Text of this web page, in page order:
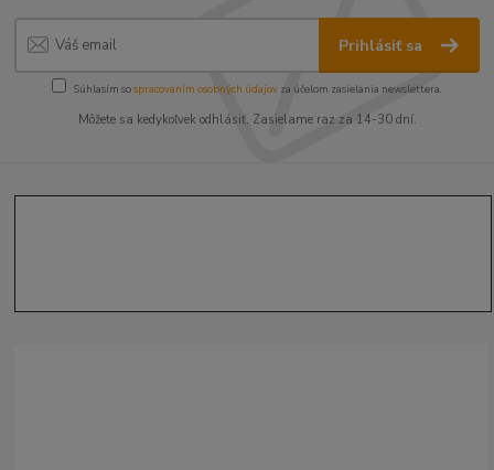
Prihlásiť sa
Súhlasím sospracovaním osobných údajov za účelom zasielania newslettera.
Môžete sa kedykoľvek odhlásiť. Zasielame raz za 14-30 dní.